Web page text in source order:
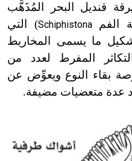
قنديل البحر المُذَهَّب
الفمSchiphistona) التي
ما يسمى المخاريط
المفرط لعدد من
بقاء النوع ويعوِّض عن
عدة متعضيات مضيفة.